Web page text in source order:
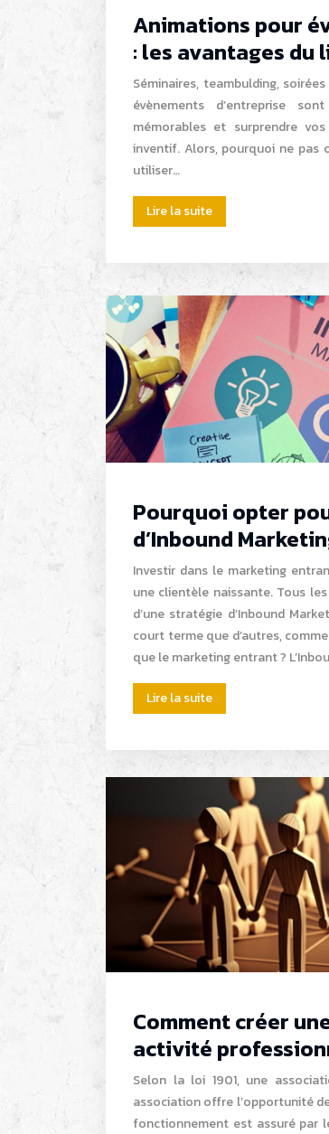
Animations pour
: les avantages du
Séminaires, teambulding,
évènements d’entreprise
mémorables et surprendre
inventif. Alors, pourquoi ne pas
utiliser…
Lire la suite
Pourquoi opter
d’Inbound
Investir dans le marketing
une clientèle naissante. Tous
d’une stratégie d’Inbound
court terme que d’autres,
que le marketing entrant ?
Lire la suite
Comment créer
activité
Selon la loi 1901, une
association offre l’opportunité
fonctionnement est assuré par